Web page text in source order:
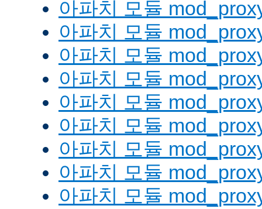
아파치 모듈
아파치 모듈
아파치 모듈
아파치 모듈
아파치 모듈
아파치 모듈
아파치 모듈
아파치 모듈
아파치 모듈